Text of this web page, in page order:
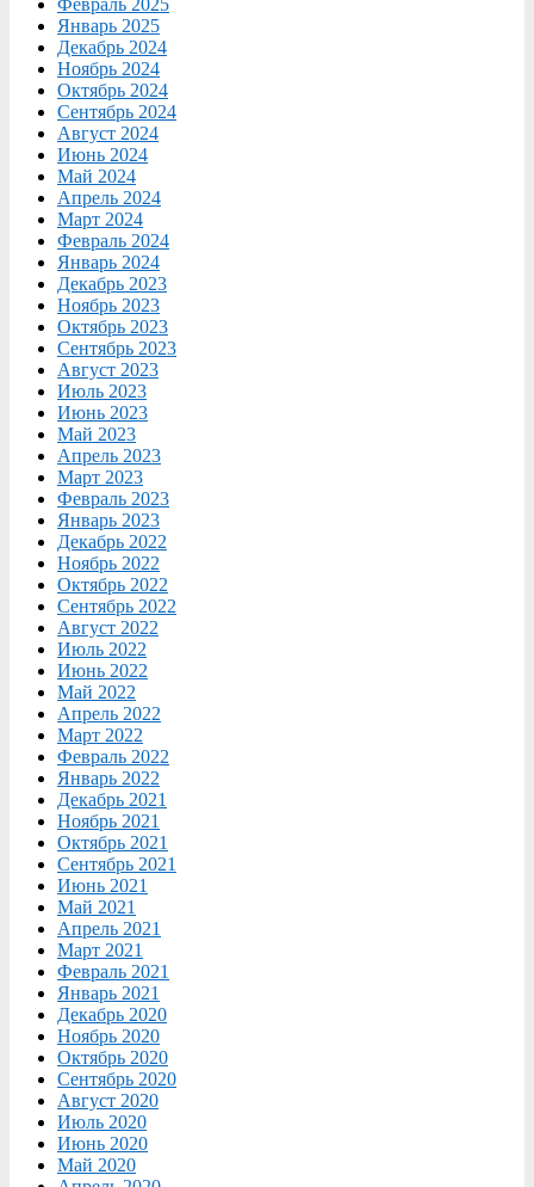
Январь 2025
Декабрь 2024
Ноябрь 2024
Октябрь 2024
Сентябрь 2024
Август 2024
Июнь 2024
Май 2024
Апрель 2024
Март 2024
Февраль 2024
Январь 2024
Декабрь 2023
Ноябрь 2023
Октябрь 2023
Сентябрь 2023
Август 2023
Июль 2023
Июнь 2023
Май 2023
Апрель 2023
Март 2023
Февраль 2023
Январь 2023
Декабрь 2022
Ноябрь 2022
Октябрь 2022
Сентябрь 2022
Август 2022
Июль 2022
Июнь 2022
Май 2022
Апрель 2022
Март 2022
Февраль 2022
Январь 2022
Декабрь 2021
Ноябрь 2021
Октябрь 2021
Сентябрь 2021
Июнь 2021
Май 2021
Апрель 2021
Март 2021
Февраль 2021
Январь 2021
Декабрь 2020
Ноябрь 2020
Октябрь 2020
Сентябрь 2020
Август 2020
Июль 2020
Июнь 2020
Май 2020